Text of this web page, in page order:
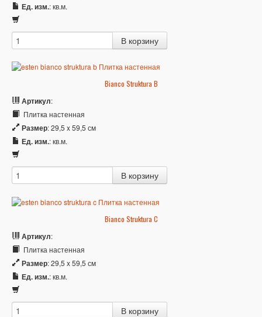
Ед. изм.: кв.м.
Bianco Struktura B
Артикул:
Плитка настенная
Размер: 29,5 x 59,5 см
Ед. изм.: кв.м.
Bianco Struktura C
Артикул:
Плитка настенная
Размер: 29,5 x 59,5 см
Ед. изм.: кв.м.